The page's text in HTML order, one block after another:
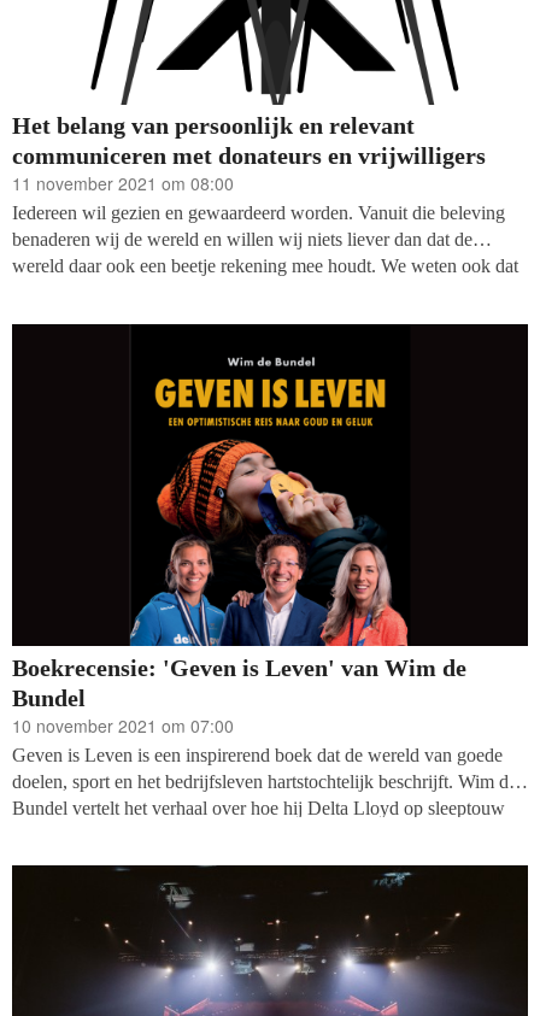
Het belang van persoonlijk en relevant
communiceren met donateurs en vrijwilligers
11 november 2021 om 08:00
Iedereen wil gezien en gewaardeerd worden. Vanuit die beleving
benaderen wij de wereld en willen wij niets liever dan dat de
wereld daar ook een beetje rekening mee houdt. We weten ook dat
worstelen. Mensen die zich kunnen verplaatsen in de behoeften van
anderen en daarop inspelen, zijn volgens Stephen R. Covey
empathische luisteraars, schrijft hij in zijn bestseller ‘The 7 habits of
highly effective people’. Mensen, maar ook bedrijven die zoeken
naar mogelijkheden om de ander echt te begrijpen en de wereld
bekijken zoals de ander deze bekijkt, voldoen aan dit begrip.
Boekrecensie: 'Geven is Leven' van Wim de
Bundel
10 november 2021 om 07:00
Geven is Leven is een inspirerend boek dat de wereld van goede
doelen, sport en het bedrijfsleven hartstochtelijk beschrijft. Wim de
Bundel vertelt het verhaal over hoe hij Delta Lloyd op sleeptouw
voorbeeld te nemen, wist hij intern een cultuurverandering te
bereiken én klantgerichtheid duurzaam te borgen.